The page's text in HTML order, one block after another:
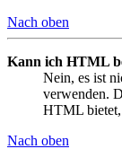
Nach oben
Kann ich HTML
Nein, es ist
verwenden.
HTML bietet,
Nach oben